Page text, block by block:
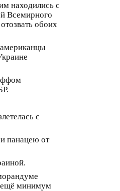
находились с
Всемирного
обоих
с
панацею от
ещё минимум